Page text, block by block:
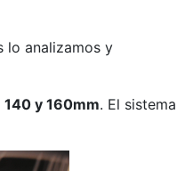
lo analizamos y
140 y 160mm. El sistema